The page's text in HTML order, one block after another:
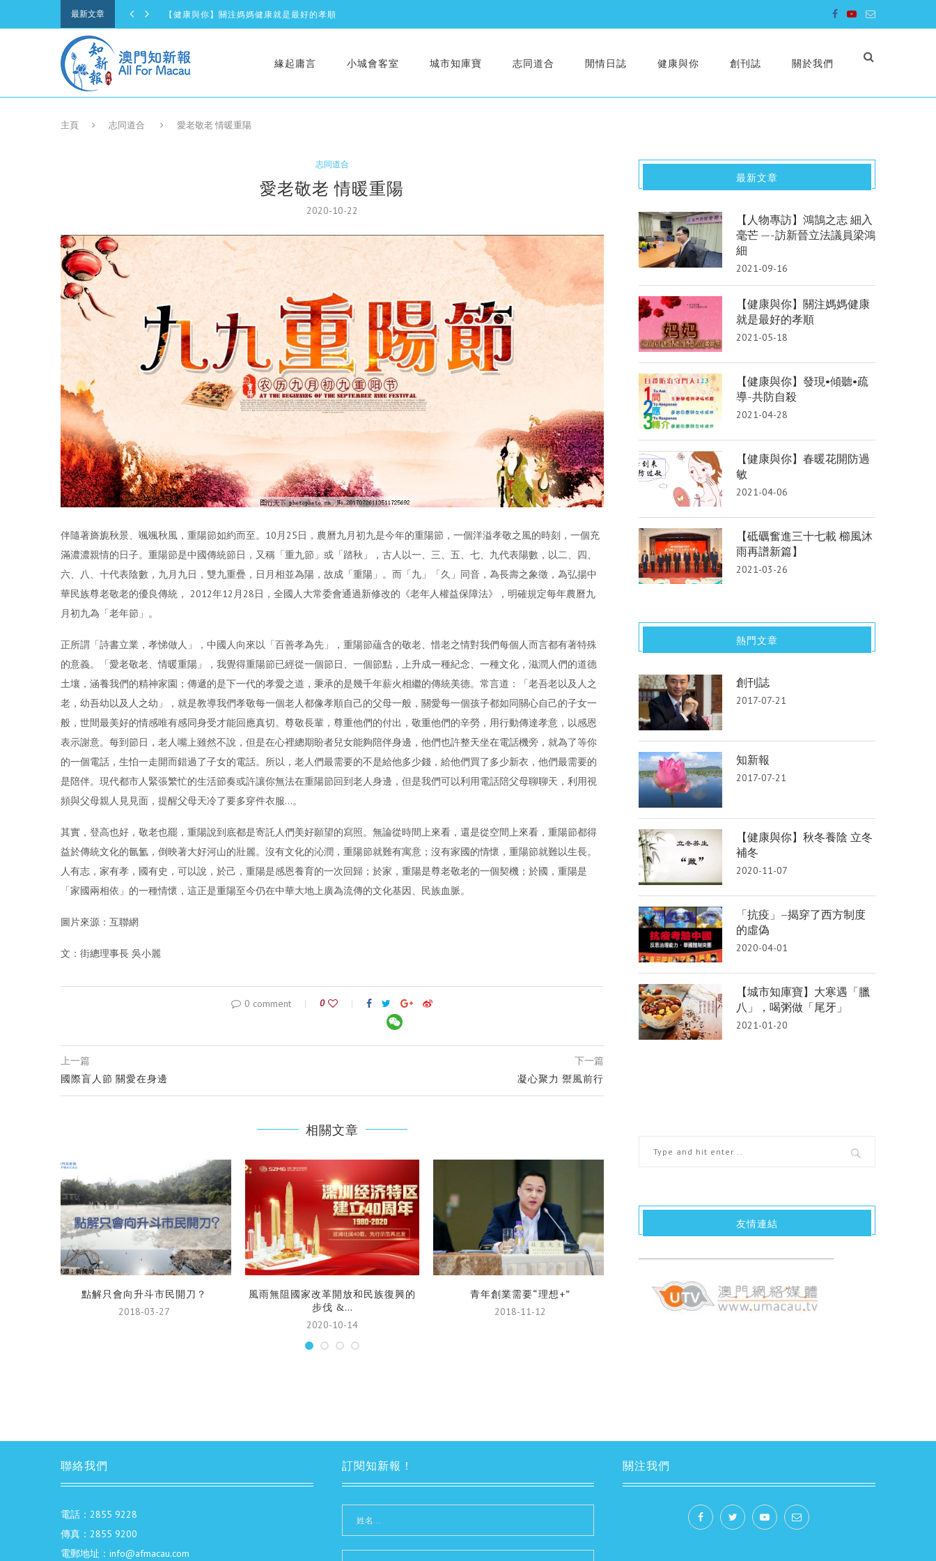
最新文章
【健康與你】關注媽媽健康就是最好的孝順
【健康與你】發現•傾聽•疏導-共防自殺
【砥礪奮進三十七載 櫛風沐雨再譜新篇】
【人物專訪】鴻鵠之志 細入毫芒 —-...
緣起庸言 小城會客室 城市知庫寶 志同道合 閒情日誌 健康與你 創刊誌 關於我們
主頁 志同道合 愛老敬老 情暖重陽
志同道合
愛老敬老 情暖重陽
2020-10-22
伴隨著旖旎秋景、颯颯秋風，重陽節如約而至。10月25日，農曆九月初九是今年的重陽節，一個洋溢孝敬之風的時刻，一個充
滿濃濃親情的日子。重陽節是中國傳統節日，又稱「重九節」或「踏秋」，古人以一、三、五、七、九代表陽數，以二、四、
六、八、十代表陰數，九月九日，雙九重疊，日月相並為陽，故成「重陽」。而「九」「久」同音，為長壽之象徵，為弘揚中
華民族尊老敬老的優良傳統， 2012年12月28日，全國人大常委會通過新修改的《老年人權益保障法》，明確規定每年農曆九
月初九為「老年節」。
正所謂「詩書立業，孝悌做人」，中國人向來以「百善孝為先」，重陽節蘊含的敬老、惜老之情對我們每個人而言都有著特殊
的意義。「愛老敬老、情暖重陽」，我覺得重陽節已經從一個節日、一個節點，上升成一種紀念、一種文化，滋潤人們的道德
土壤，涵養我們的精神家園；傳遞的是下一代的孝愛之道，秉承的是幾千年薪火相繼的傳統美德。常言道：「老吾老以及人之
老，幼吾幼以及人之幼」，就是教導我們孝敬每一個老人都像孝順自己的父母一般，關愛每一個孩子都如同關心自己的子女一
般，世間最美好的情感唯有感同身受才能回應真切。尊敬長輩，尊重他們的付出，敬重他們的辛勞，用行動傳達孝意，以感恩
表示謝意。每到節日，老人嘴上雖然不說，但是在心裡總期盼者兒女能夠陪伴身邊，他們也許整天坐在電話機旁，就為了等你
的一個電話，生怕一走開而錯過了子女的電話。所以，老人們最需要的不是給他多少錢，給他們買了多少新衣，他們最需要的
是陪伴。現代都市人緊張繁忙的生活節奏或許讓你無法在重陽節回到老人身邊，但是我們可以利用電話陪父母聊聊天，利用視
頻與父母親人見見面，提醒父母天冷了要多穿件衣服…。
其實，登高也好，敬老也罷，重陽說到底都是寄託人們美好願望的寫照。無論從時間上來看，還是從空間上來看，重陽節都得
益於傳統文化的氤氳，倒映著大好河山的壯麗。沒有文化的沁潤，重陽節就難有寓意；沒有家國的情懷，重陽節就難以生長。
人有志，家有孝，國有史，可以說，於己，重陽是感恩養育的一次回歸；於家，重陽是尊老敬老的一個契機；於國，重陽是
「家國兩相依」的一種情懷，這正是重陽至今仍在中華大地上廣為流傳的文化基因、民族血脈。
圖片來源：互聯網
文：街總理事長 吳小麗
0 comment 0
上一篇
國際盲人節 關愛在身邊
下一篇
凝心聚力 禦風前行
相關文章
點解只會向升斗市民開刀？
2018-03-27
風雨無阻國家改革開放和民族復興的
步伐 &...
2020-10-14
青年創業需要“理想+”
2018-11-12
重農固本 安民之基
2021-02-24
最新文章
【人物專訪】鴻鵠之志 細入
毫芒 —-訪新晉立法議員梁鴻
細
2021-09-16
【健康與你】關注媽媽健康
就是最好的孝順
2021-05-18
【健康與你】發現•傾聽•疏
導-共防自殺
2021-04-28
【健康與你】春暖花開防過
敏
2021-04-06
【砥礪奮進三十七載 櫛風沐
雨再譜新篇】
2021-03-26
熱門文章
創刊誌
2017-07-21
知新報
2017-07-21
【健康與你】秋冬養陰 立冬
補冬
2020-11-07
「抗疫」–揭穿了西方制度
的虛偽
2020-04-01
【城市知庫寶】大寒遇「臘
八」，喝粥做「尾牙」
2021-01-20
友情連結
聯絡我們
電話：2855 9228
傳真：2855 9200
電郵地址：info@afmacau.com
訂閱知新報！ 關注我們